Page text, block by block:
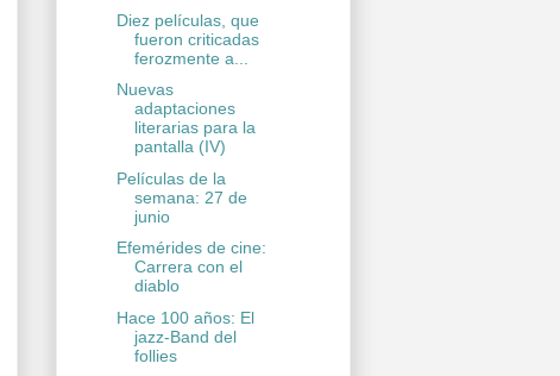
Diez películas, que
fueron criticadas
ferozmente a...
Nuevas
adaptaciones
literarias para la
pantalla (IV)
Películas de la
semana: 27 de
junio
Efemérides de cine:
Carrera con el
diablo
Hace 100 años: El
jazz-Band del
follies